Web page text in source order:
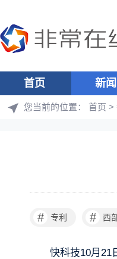
首页 新闻
您当前的位置： 首页 >
# 专利 # 西
快科技10月21